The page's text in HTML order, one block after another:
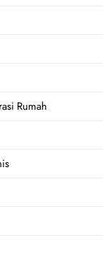
Rumah